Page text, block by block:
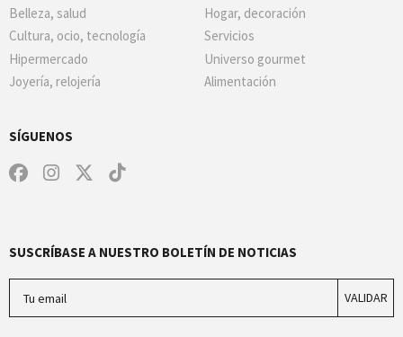
Belleza, salud
Hogar, decoración
Cultura, ocio, tecnología
Servicios
Hipermercado
Universo gourmet
Joyería, relojería
Alimentación
SÍGUENOS
SUSCRÍBASE A NUESTRO BOLETÍN DE NOTICIAS
VALIDAR